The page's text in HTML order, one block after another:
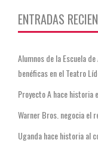
ENTRADAS
Alumnos de la Escuela
benéficas en el Teatro
Proyecto A hace historia
Warner Bros. negocia el
Uganda hace historia al